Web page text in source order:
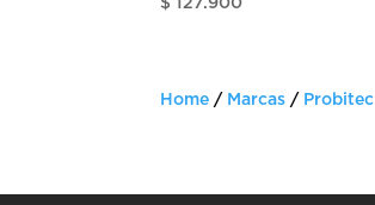
Home / Marcas / Probitec